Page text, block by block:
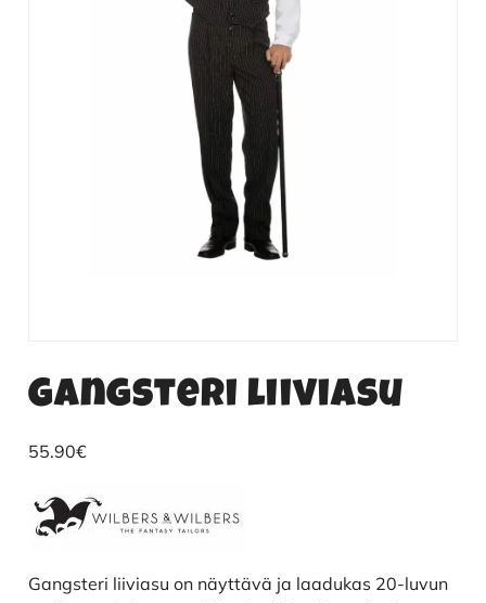
Gangsteri liiviasu
55.90€
Gangsteri liiviasu on näyttävä ja laadukas 20-luvun